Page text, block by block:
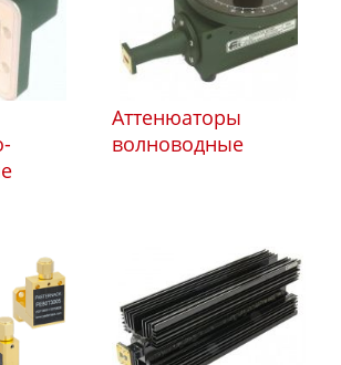
Аттенюаторы
волноводные